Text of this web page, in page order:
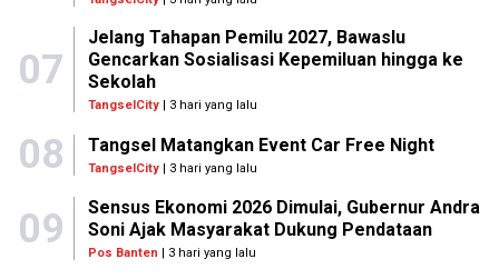
07
Jelang Tahapan Pemilu 2027, Bawaslu
Gencarkan Sosialisasi Kepemiluan hingga ke
Sekolah
TangselCity| 3 hari yang lalu
08 Tangsel Matangkan Event Car Free Night
TangselCity | 3 hari yang lalu
09
Sensus Ekonomi 2026 Dimulai, Gubernur Andra
Soni Ajak Masyarakat Dukung Pendataan
Pos Banten | 3 hari yang lalu